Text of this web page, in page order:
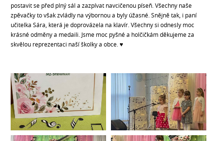
postavit se před plný sál a zazpívat navcičenou píseň. Všechny naše
zpěvačky to však zvládly na výbornou a byly úžasné. Snějně tak, i paní
učitelka Sára, která je doprovázela na klavír. Všechny si odnesly moc
krásné odměny a medaili. Jsme moc pyšné a holčičkám děkujeme za
skvělou reprezentaci naší školky a obce. ♥️